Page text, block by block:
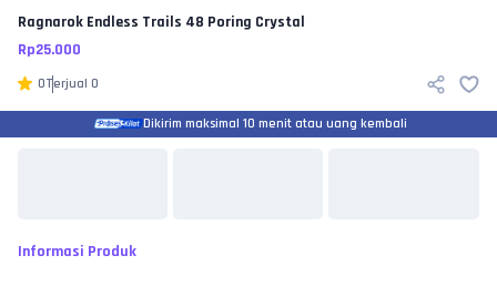
Ragnarok Endless Trails 48 Poring Crystal
Rp25.000
0Terjual 0
Dikirim maksimal 10 menit atau uang kembali
Informasi Produk